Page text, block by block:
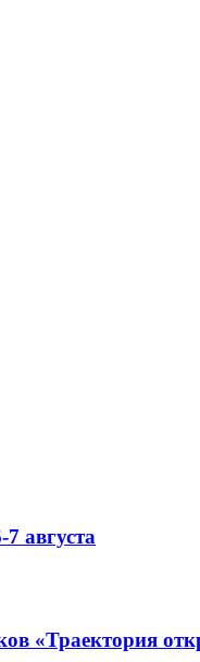
августа
«Траектория